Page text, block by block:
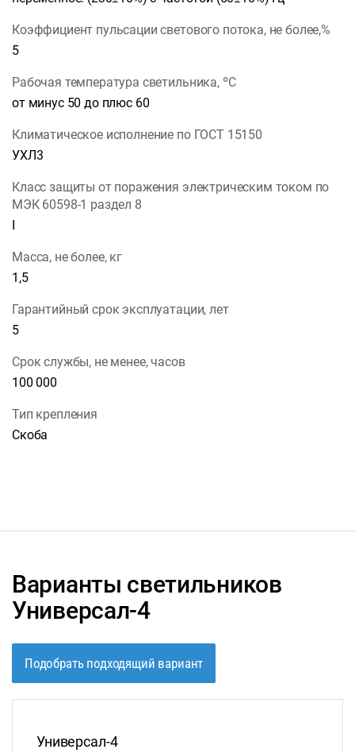
Коэффициент пульсации светового потока, не более,%
5
Рабочая температура светильника, ºС
от минус 50 до плюс 60
Климатическое исполнение по ГОСТ 15150
УХЛ3
Класс защиты от поражения электрическим током по
МЭК 60598-1 раздел 8
Масса, не более, кг
1,5
Гарантийный срок эксплуатации, лет
5
Срок службы, не менее, часов
100 000
Тип крепления
Скоба
Варианты светильников
Универсал-4
Подобрать подходящий вариант
Универсал-4